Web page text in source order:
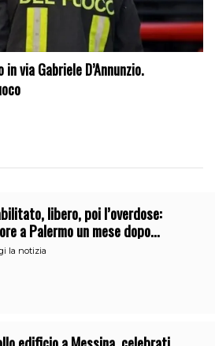
via Gabriele D’Annunzio.
libero, poi l’overdose:
a Palermo un mese dopo
dalla comunità
la notizia